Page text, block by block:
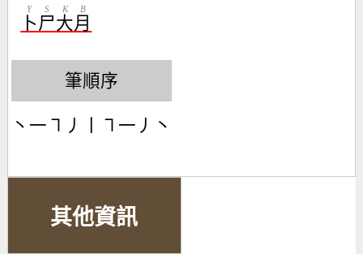
卜
Y
尸
S
大
K
月
B
筆順序
丶一㇕丿丨㇕一丿丶
其他資訊